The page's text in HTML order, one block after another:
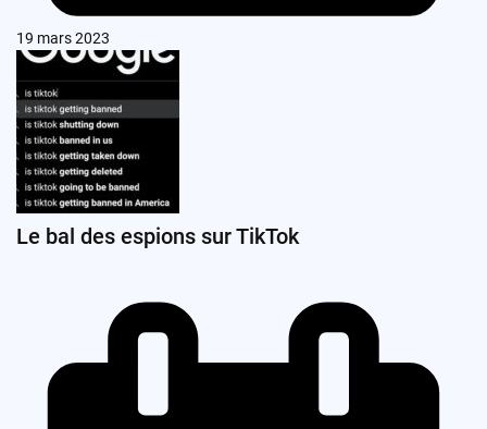
19 mars 2023
Le bal des espions sur TikTok